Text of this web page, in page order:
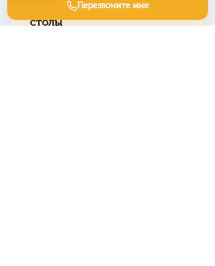
Заявки на компьютерные
столы
Перезвоните мне